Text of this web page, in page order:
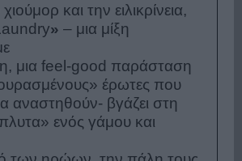
και την ειλικρίνεια,
» – μια μίξη
μια feel-good παράσταση
έρωτες που
αναστηθούν- βγάζει στη
ενός γάμου και